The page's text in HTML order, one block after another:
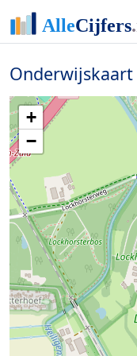
Onderwijskaart
+
−